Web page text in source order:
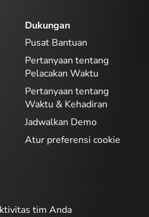
Dukungan
Pusat Bantuan
Pertanyaan tentang
Pelacakan Waktu
Pertanyaan tentang
Waktu & Kehadiran
Jadwalkan Demo
Atur preferensi cookie
tim Anda